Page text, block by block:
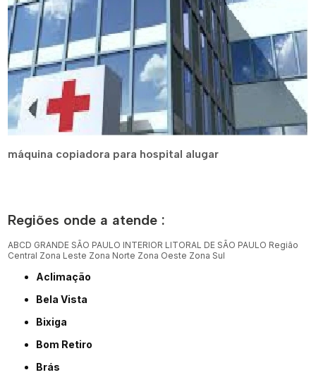
máquina copiadora para hospital alugar
Regiões onde a atende :
ABCD GRANDE SÃO PAULO INTERIOR LITORAL DE SÃO PAULO Região
Central Zona Leste Zona Norte Zona Oeste Zona Sul
Aclimação
Bela Vista
Bixiga
Bom Retiro
Brás